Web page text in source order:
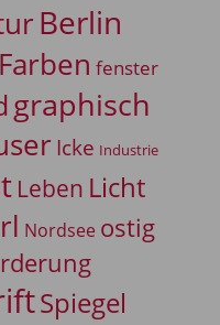
Berlin
Farben fenster
graphisch
Icke Industrie
Leben Licht
Nordsee ostig
Spiegel